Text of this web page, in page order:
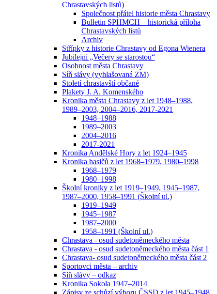
Chrastavských listů)
Společnost přátel historie města Chrastavy
Bulletin SPHMCH – historická příloha
Chrastavských listů
Archiv
Střípky z historie Chrastavy od Egona Wienera
Jubilejní „Večery se starostou“
Osobnost města Chrastavy
Síň slávy (vyhlašovaná ZM)
Století chrastavští občané
Plakety J. A. Komenského
Kronika města Chrastavy z let 1948–1988,
1989–2003, 2004–2016, 2017-2021
1948–1988
1989–2003
2004–2016
2017-2021
Kronika Andělské Hory z let 1924–1945
Kronika hasičů z let 1968–1979, 1980–1998
1968–1979
1980–1998
Školní kroniky z let 1919–1949, 1945–1987,
1987–2000, 1958–1991 (Školní ul.)
1919–1949
1945–1987
1987–2000
1958–1991 (Školní ul.)
Chrastava - osud sudetoněmeckého města
Chrastava - osud sudetoněmeckého města část 1
Chrastava- osud sudetoněmeckého města část 2
Sportovci města – archiv
Síň slávy – odkaz
Kronika Sokola 1947–2014
Zápisy ze schůzí výboru ČSSD z let 1945–1948